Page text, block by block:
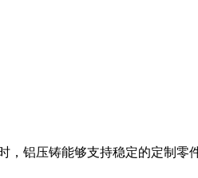
， 铝压铸能够支持稳定的定制零